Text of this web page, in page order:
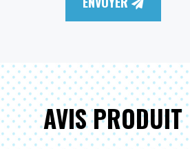
AVIS PRODUIT